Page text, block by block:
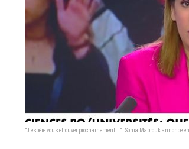
"J'espère vous etrouver prochainement..." : Sonia Mabrouk